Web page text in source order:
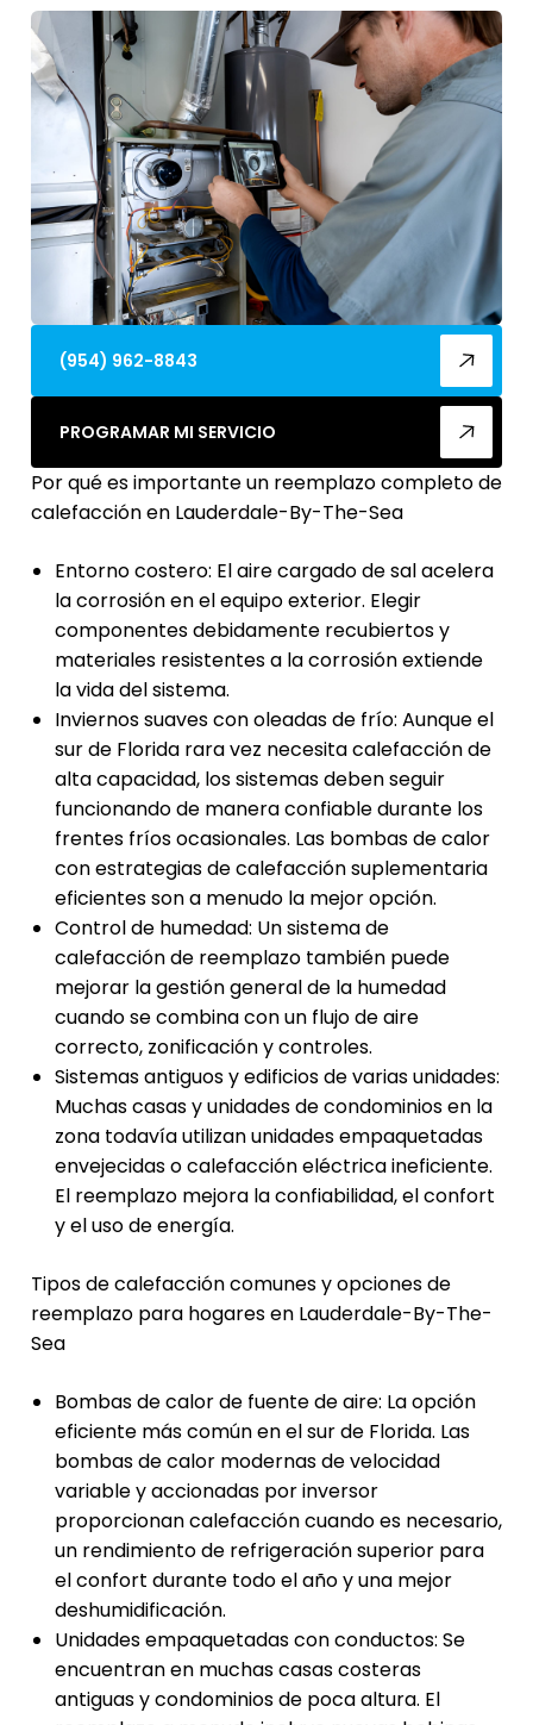
(954) 962-8843
PROGRAMAR MI SERVICIO
Por qué es importante un reemplazo completo de
calefacción en Lauderdale-By-The-Sea
Entorno costero: El aire cargado de sal acelera
la corrosión en el equipo exterior. Elegir
componentes debidamente recubiertos y
materiales resistentes a la corrosión extiende
la vida del sistema.
Inviernos suaves con oleadas de frío: Aunque el
sur de Florida rara vez necesita calefacción de
alta capacidad, los sistemas deben seguir
funcionando de manera confiable durante los
frentes fríos ocasionales. Las bombas de calor
con estrategias de calefacción suplementaria
eficientes son a menudo la mejor opción.
Control de humedad: Un sistema de
calefacción de reemplazo también puede
mejorar la gestión general de la humedad
cuando se combina con un flujo de aire
correcto, zonificación y controles.
Sistemas antiguos y edificios de varias unidades:
Muchas casas y unidades de condominios en la
zona todavía utilizan unidades empaquetadas
envejecidas o calefacción eléctrica ineficiente.
El reemplazo mejora la confiabilidad, el confort
y el uso de energía.
Tipos de calefacción comunes y opciones de
reemplazo para hogares en Lauderdale-By-The-
Sea
Bombas de calor de fuente de aire: La opción
eficiente más común en el sur de Florida. Las
bombas de calor modernas de velocidad
variable y accionadas por inversor
proporcionan calefacción cuando es necesario,
un rendimiento de refrigeración superior para
el confort durante todo el año y una mejor
deshumidificación.
Unidades empaquetadas con conductos: Se
encuentran en muchas casas costeras
antiguas y condominios de poca altura. El